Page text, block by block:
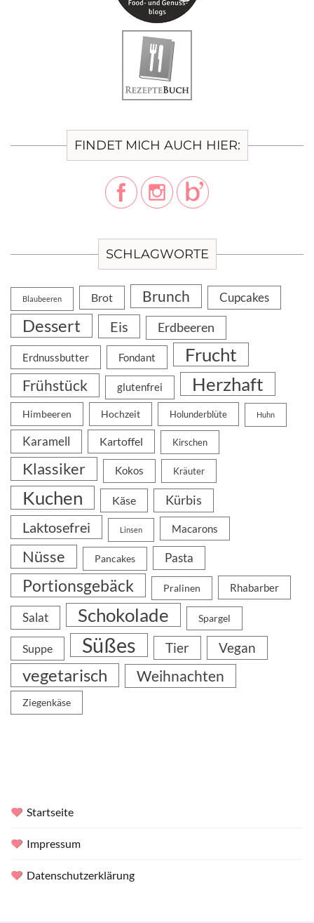
FINDET MICH AUCH HIER:
SCHLAGWORTE
Blaubeeren Brot Brunch Cupcakes
Dessert Eis Erdbeeren
Erdnussbutter Fondant Frucht
Frühstück glutenfrei Herzhaft
Himbeeren Hochzeit Holunderblüte Huhn
Karamell Kartoffel Kirschen
Klassiker Kokos Kräuter
Kuchen Käse Kürbis
Laktosefrei Linsen Macarons
Nüsse Pancakes Pasta
Portionsgebäck Pralinen Rhabarber
Salat Schokolade Spargel
Suppe Süßes Tier Vegan
vegetarisch Weihnachten
Ziegenkäse
Startseite
Impressum
Datenschutzerklärung